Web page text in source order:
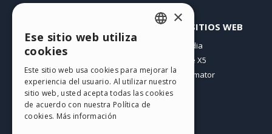
Mis post
Mis download
Espacio Web
Mis Créditos
OTROS SITIOS WEB
Incomedia
WebSite X5
WebAnimator
GERMAN
SPANISH
×
Ese sitio web utiliza
cookies
Este sitio web usa cookies para mejorar la
experiencia del usuario. Al utilizar nuestro
sitio web, usted acepta todas las cookies
de acuerdo con nuestra Política de
cookies. Más información